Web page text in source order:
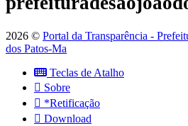
2026 © Portal da Transparência -
dos Patos-Ma
Teclas de Atalho
Sobre
*Retificação
Download